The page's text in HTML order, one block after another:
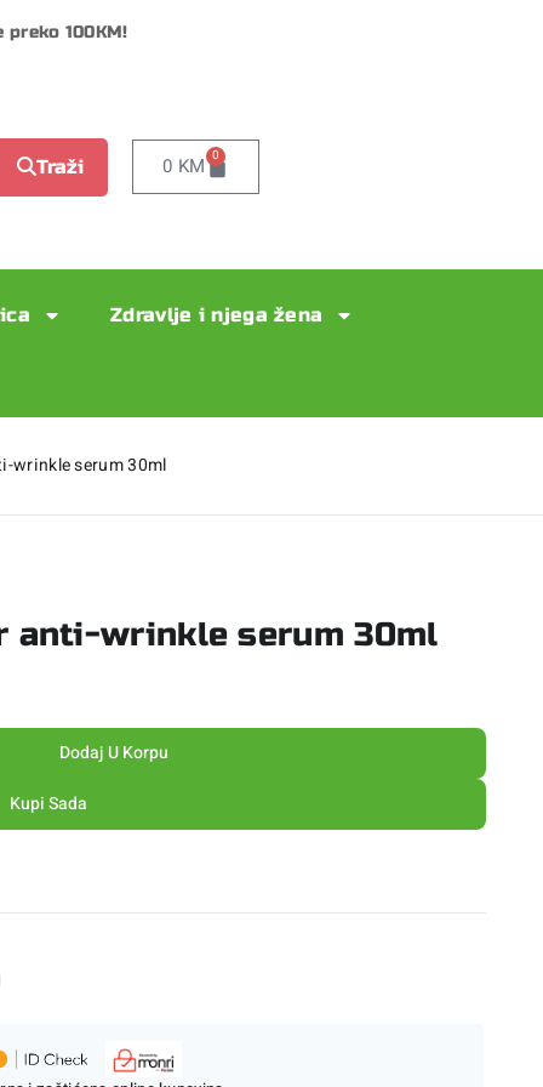
preko 100KM!
Traži 0 KM 0
Zdravlje i njega žena
wrinkle serum 30ml
anti-wrinkle serum 30ml
Dodaj U Korpu
Kupi Sada